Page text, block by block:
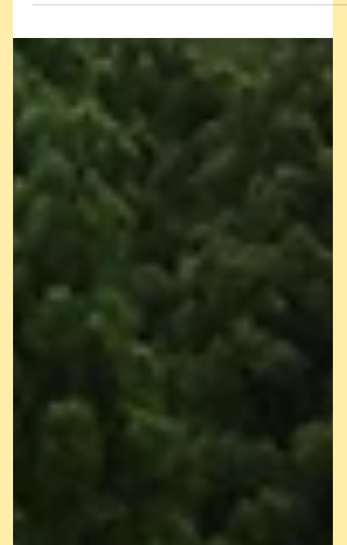
めるよう、屋根付きのプールを設置しており、
暑い夏でも安心して水遊びを楽しむことができ
ます。 プールに入る前には、みんなで安全
に遊ぶためのお約束を確認しました。「走らな
い」「友だちを押さない」などのお話を真剣に
聞き、いよいよプールへ。 水に入ると、
「気持ちいい！」「つめたーい！」と元気な声
があちらこちらから聞こえ、子どもたちは笑顔
いっぱい。水をかけ合ったり、バタ足をしたり
と、それぞれ思い思いにプール遊びを楽しんで
いました。 これから夏本番を迎えます。プ
ール遊びを通して水に親しみながら、安全を第
一に考え、子どもたちが夏ならではの遊びを思
い切り楽しめるよう取り組んでいきます。